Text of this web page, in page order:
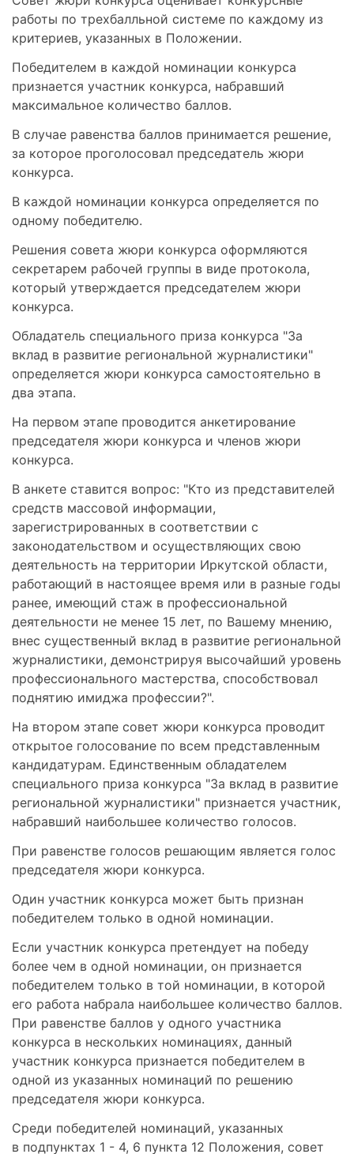
работы по трехбалльной системе по каждому из
критериев, указанных в Положении.
Победителем в каждой номинации конкурса
признается участник конкурса, набравший
максимальное количество баллов.
В случае равенства баллов принимается решение,
за которое проголосовал председатель жюри
конкурса.
В каждой номинации конкурса определяется по
одному победителю.
Решения совета жюри конкурса оформляются
секретарем рабочей группы в виде протокола,
который утверждается председателем жюри
конкурса.
Обладатель специального приза конкурса "За
вклад в развитие региональной журналистики"
определяется жюри конкурса самостоятельно в
два этапа.
На первом этапе проводится анкетирование
председателя жюри конкурса и членов жюри
конкурса.
В анкете ставится вопрос: "Кто из представителей
средств массовой информации,
зарегистрированных в соответствии с
законодательством и осуществляющих свою
деятельность на территории Иркутской области,
работающий в настоящее время или в разные годы
ранее, имеющий стаж в профессиональной
деятельности не менее 15 лет, по Вашему мнению,
внес существенный вклад в развитие региональной
журналистики, демонстрируя высочайший уровень
профессионального мастерства, способствовал
поднятию имиджа профессии?".
На втором этапе совет жюри конкурса проводит
открытое голосование по всем представленным
кандидатурам. Единственным обладателем
специального приза конкурса "За вклад в развитие
региональной журналистики" признается участник,
набравший наибольшее количество голосов.
При равенстве голосов решающим является голос
председателя жюри конкурса.
Один участник конкурса может быть признан
победителем только в одной номинации.
Если участник конкурса претендует на победу
более чем в одной номинации, он признается
победителем только в той номинации, в которой
его работа набрала наибольшее количество баллов.
При равенстве баллов у одного участника
конкурса в нескольких номинациях, данный
участник конкурса признается победителем в
одной из указанных номинаций по решению
председателя жюри конкурса.
Среди победителей номинаций, указанных
в подпунктах 1 - 4, 6 пункта 12 Положения, совет